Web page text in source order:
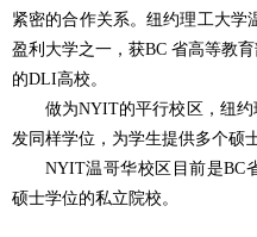
紧密的合作关系。纽约理工大学
盈利大学之一，获BC 省高等教
的DLI高校。
做为NYIT的平行校区，纽
发同样学位，为学生提供多个硕
NYIT温哥华校区目前是BC
硕士学位的私立院校。